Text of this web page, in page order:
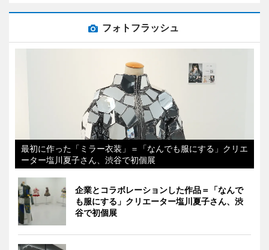
フォトフラッシュ
最初に作った「ミラー衣装」＝「なんでも服にする」クリエ
ーター塩川夏子さん、渋谷で初個展
企業とコラボレーションした作品＝「なんで
も服にする」クリエーター塩川夏子さん、渋
谷で初個展